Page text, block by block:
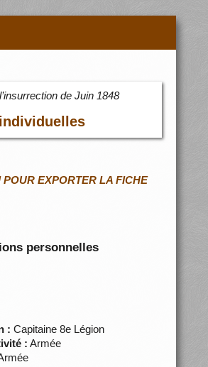
de Juin 1848
POUR EXPORTER LA FICHE
personnelles
: Capitaine 8e Légion
: Armée